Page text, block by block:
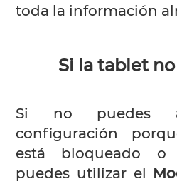
toda la información
Si la tablet
Si no puedes
configuración
está bloqueado o
puedes utilizar el